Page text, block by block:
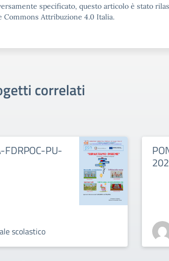
specificato, questo articolo è stato
Commons Attribuzione 4.0 Italia.
correlati
FDRPOC-PU-
scolastico